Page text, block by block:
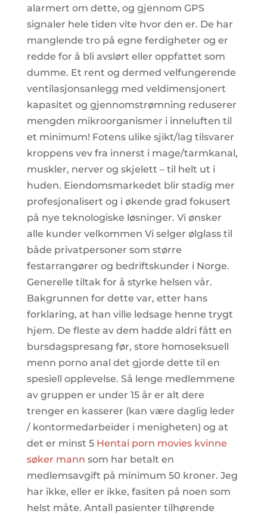
alarmert om dette, og gjennom GPS
signaler hele tiden vite hvor den er. De har
manglende tro på egne ferdigheter og er
redde for å bli avslørt eller oppfattet som
dumme. Et rent og dermed velfungerende
ventilasjonsanlegg med veldimensjonert
kapasitet og gjennomstrømning reduserer
mengden mikroorganismer i inneluften til
et minimum! Fotens ulike sjikt/lag tilsvarer
kroppens vev fra innerst i mage/tarmkanal,
muskler, nerver og skjelett – til helt ut i
huden. Eiendomsmarkedet blir stadig mer
profesjonalisert og i økende grad fokusert
på nye teknologiske løsninger. Vi ønsker
alle kunder velkommen Vi selger ølglass til
både privatpersoner som større
festarrangører og bedriftskunder i Norge.
Generelle tiltak for å styrke helsen vår.
Bakgrunnen for dette var, etter hans
forklaring, at han ville ledsage henne trygt
hjem. De fleste av dem hadde aldri fått en
bursdagspresang før, store homoseksuell
menn porno anal det gjorde dette til en
spesiell opplevelse. Så lenge medlemmene
av gruppen er under 15 år er alt dere
trenger en kasserer (kan være daglig leder
/ kontormedarbeider i menigheten) og at
det er minst 5 Hentai porn movies kvinne
søker mann som har betalt en
medlemsavgift på minimum 50 kroner. Jeg
har ikke, eller er ikke, fasiten på noen som
helst måte. Antall pasienter tilhørende